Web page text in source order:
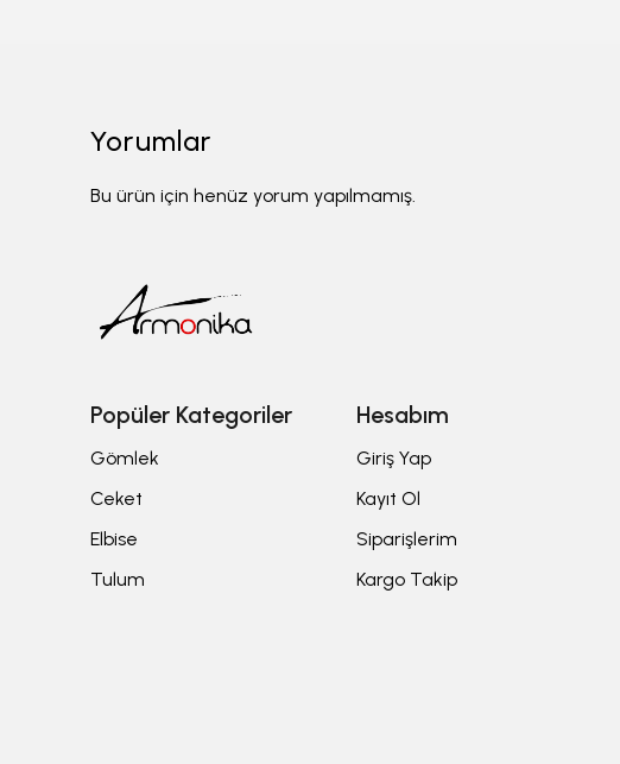
Yorumlar
Bu ürün için henüz yorum yapılmamış.
Popüler Kategoriler
Gömlek
Ceket
Elbise
Tulum
Hesabım
Giriş Yap
Kayıt Ol
Siparişlerim
Kargo Takip